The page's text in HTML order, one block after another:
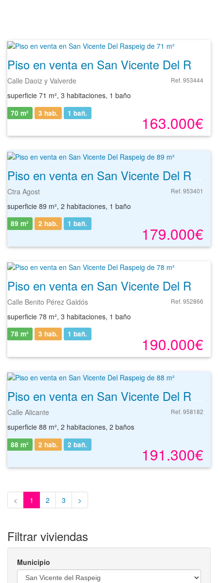
Calle Daoiz y Valverde Ref. 953444
superficie 71 m², 3 habitaciones, 1 baño
163.000€
70 m² 3 hab. 1 bañ.
Ctra Agost Ref. 953401
superficie 89 m², 2 habitaciones, 1 baño
179.000€
89 m² 2 hab. 1 bañ.
Calle Benito Pérez Galdós Ref. 952866
superficie 78 m², 3 habitaciones, 1 baño
190.000€
78 m² 3 hab. 1 bañ.
Calle Alicante Ref. 958182
superficie 88 m², 2 habitaciones, 2 baños
191.300€
88 m² 2 hab. 2 bañ.
< 1 2 3 >
Filtrar viviendas
Municipio